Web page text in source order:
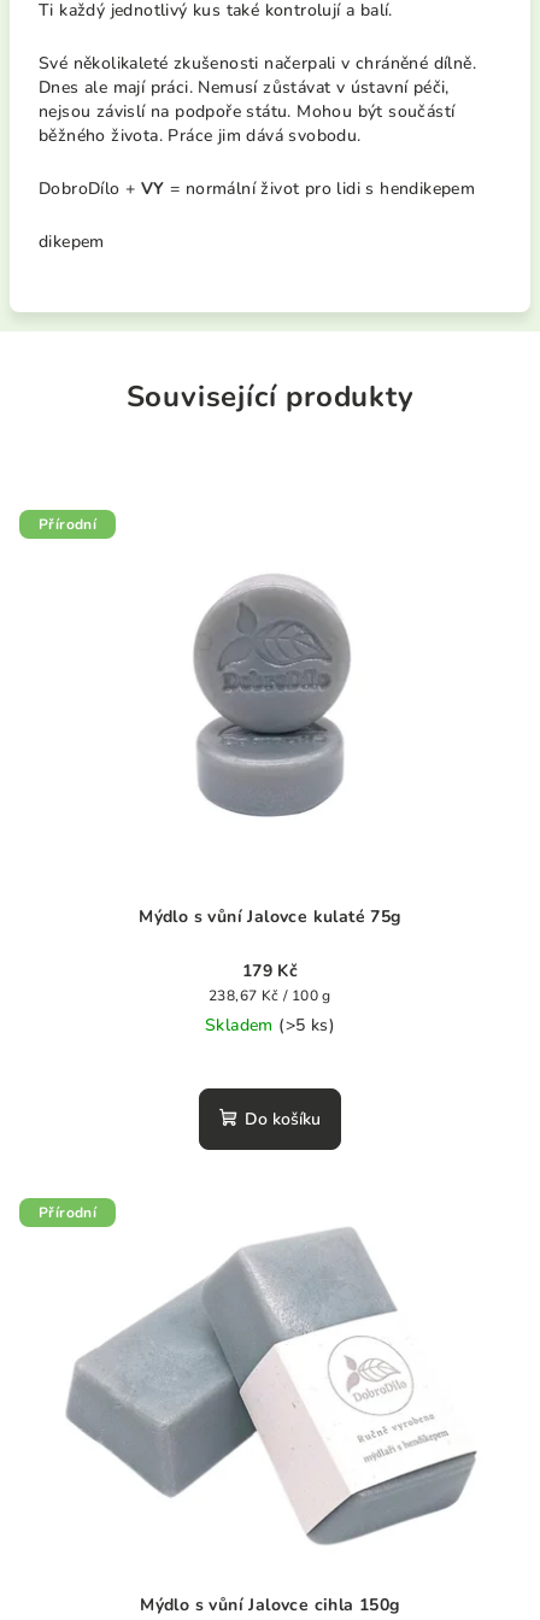
Ti každý jednotlivý kus také kontrolují a balí.
Své několikaleté zkušenosti načerpali v chráněné dílně.
Dnes ale mají práci. Nemusí zůstávat v ústavní péči,
nejsou závislí na podpoře státu. Mohou být součástí
běžného života. Práce jim dává svobodu.
DobroDílo + VY = normální život pro lidi s hendikepem
dikepem
Související produkty
Přírodní
Mýdlo s vůní Jalovce kulaté 75g
179 Kč
Měrná
cena:
238,67 Kč / 100 g
Skladem (>5 ks)
hodnocení
produktu
hvězdiček.
Do košíku
Přírodní
Mýdlo s vůní Jalovce cihla 150g